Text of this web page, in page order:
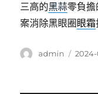
三高的黑蒜零負
案消除黑眼圈 眼霜
作
admin
發